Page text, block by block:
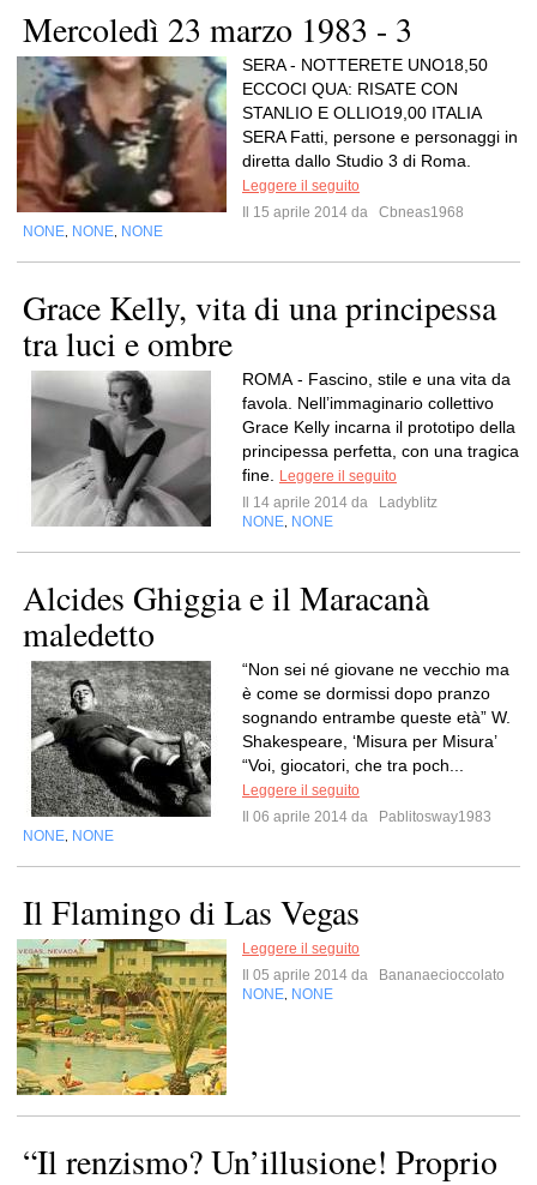
Mercoledì 23 marzo 1983 - 3
SERA - NOTTERETE UNO18,50
ECCOCI QUA: RISATE CON
STANLIO E OLLIO19,00 ITALIA
SERA Fatti, persone e personaggi in
diretta dallo Studio 3 di Roma.
Leggere il seguito
Il 15 aprile 2014 da
Cbneas1968
NONE NONE NONE
Grace Kelly, vita di una principessa
tra luci e ombre
ROMA - Fascino, stile e una vita da
favola. Nell’immaginario collettivo
Grace Kelly incarna il prototipo della
principessa perfetta, con una tragica
fine.
Leggere il seguito
Il 14 aprile 2014 da
Ladyblitz
NONE NONE
Alcides Ghiggia e il Maracanà
maledetto
“Non sei né giovane ne vecchio ma
è come se dormissi dopo pranzo
sognando entrambe queste età” W.
Shakespeare, ‘Misura per Misura’
“Voi, giocatori, che tra poch...
Leggere il seguito
Il 06 aprile 2014 da
Pablitosway1983
NONE NONE
Il Flamingo di Las Vegas
Leggere il seguito
Il 05 aprile 2014 da
Bananaecioccolato
NONE NONE
“Il renzismo? Un’illusione! Proprio